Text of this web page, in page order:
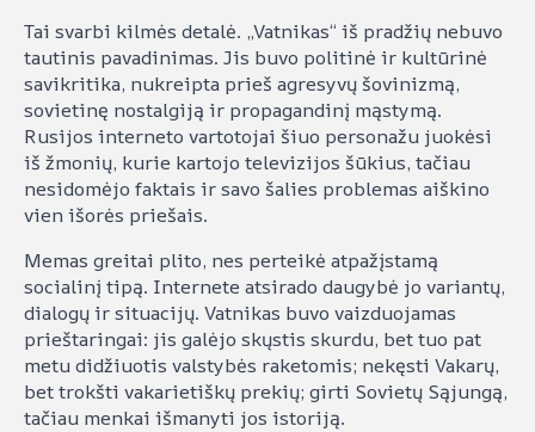
Tai svarbi kilmės detalė. „Vatnikas“ iš pradžių nebuvo
tautinis pavadinimas. Jis buvo politinė ir kultūrinė
savikritika, nukreipta prieš agresyvų šovinizmą,
sovietinę nostalgiją ir propagandinį mąstymą.
Rusijos interneto vartotojai šiuo personažu juokėsi
iš žmonių, kurie kartojo televizijos šūkius, tačiau
nesidomėjo faktais ir savo šalies problemas aiškino
vien išorės priešais.
Memas greitai plito, nes perteikė atpažįstamą
socialinį tipą. Internete atsirado daugybė jo variantų,
dialogų ir situacijų. Vatnikas buvo vaizduojamas
prieštaringai: jis galėjo skųstis skurdu, bet tuo pat
metu didžiuotis valstybės raketomis; nekęsti Vakarų,
bet trokšti vakarietiškų prekių; girti Sovietų Sąjungą,
tačiau menkai išmanyti jos istoriją.